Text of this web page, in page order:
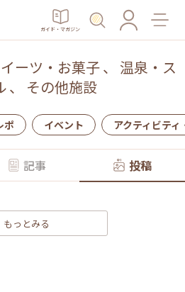
ガイド・マガジン
ーツ・お菓子、 温泉・ス
、 その他施設
ポ イベント アクティビティ
記事 投稿
もっとみる